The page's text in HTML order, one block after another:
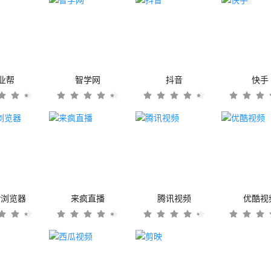
帮 智学网 抖音 快手
览器 来疯直播 腾讯视频 优酷视